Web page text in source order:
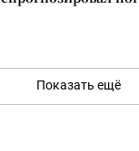
Показать ещё